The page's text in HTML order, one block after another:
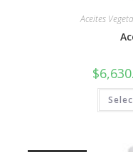
Aceites
$